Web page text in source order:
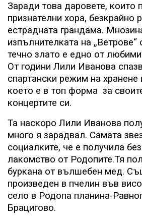
Заради това даровете, които
признателни хора, безкрайно
естрадната грандама.
изпълнителката на
течно злато е едно от
От години Лили Иванова
спартански режим на хранене
което е в топ форма за
концертите си.
Та наскоро Лили Иванова
много я зарадвал. Самата
социалките, че е получила
лакомство от Родопите.Тя
буркана от вълшебен мед.
произведен в пчелин във
село в Родопа планина-
Брацигово.